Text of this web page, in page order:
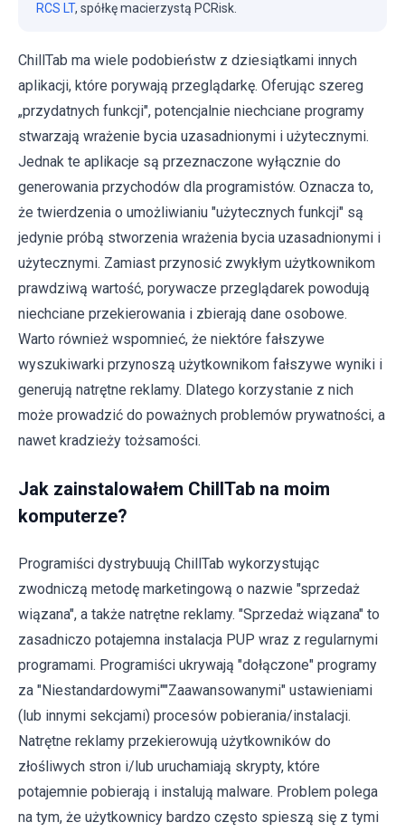
RCS LT, spółkę macierzystą PCRisk.
ChillTab ma wiele podobieństw z dziesiątkami innych
aplikacji, które porywają przeglądarkę. Oferując szereg
„przydatnych funkcji", potencjalnie niechciane programy
stwarzają wrażenie bycia uzasadnionymi i użytecznymi.
Jednak te aplikacje są przeznaczone wyłącznie do
generowania przychodów dla programistów. Oznacza to,
że twierdzenia o umożliwianiu "użytecznych funkcji" są
jedynie próbą stworzenia wrażenia bycia uzasadnionymi i
użytecznymi. Zamiast przynosić zwykłym użytkownikom
prawdziwą wartość, porywacze przeglądarek powodują
niechciane przekierowania i zbierają dane osobowe.
Warto również wspomnieć, że niektóre fałszywe
wyszukiwarki przynoszą użytkownikom fałszywe wyniki i
generują natrętne reklamy. Dlatego korzystanie z nich
może prowadzić do poważnych problemów prywatności, a
nawet kradzieży tożsamości.
Jak zainstalowałem ChillTab na moim
komputerze?
Programiści dystrybuują ChillTab wykorzystując
zwodniczą metodę marketingową o nazwie "sprzedaż
wiązana", a także natrętne reklamy. "Sprzedaż wiązana" to
zasadniczo potajemna instalacja PUP wraz z regularnymi
programami. Programiści ukrywają "dołączone" programy
za "Niestandardowymi""Zaawansowanymi" ustawieniami
(lub innymi sekcjami) procesów pobierania/instalacji.
Natrętne reklamy przekierowują użytkowników do
złośliwych stron i/lub uruchamiają skrypty, które
potajemnie pobierają i instalują malware. Problem polega
na tym, że użytkownicy bardzo często spieszą się z tymi